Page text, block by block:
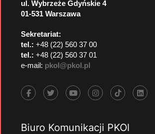
ul. Wybrzeże Gdyńskie 4
01-531 Warszawa
Sekretariat:
tel.: +48 (22) 560 37 00
tel.: +48 (22) 560 37 01
e-mail: pkol@pkol.pl
Biuro Komunikacji PKOl